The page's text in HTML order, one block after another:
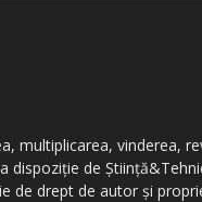
multiplicarea, vinderea,
dispoziție de
de drept de autor și